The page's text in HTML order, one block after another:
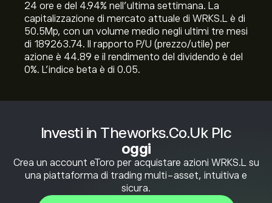
Investi in Theworks.Co.Uk Plc
oggi
Crea un account eToro per acquistare azioni WRKS.L su
una piattaforma di trading multi-asset, intuitiva e
sicura.
24 ore e del ‎4.94‎% nell'ultima settimana. La
capitalizzazione di mercato attuale di WRKS.L è di
50.5M‎p‎, con un volume medio negli ultimi tre mesi
di 189263.74. Il rapporto P/U (prezzo/utile) per
azione è 44.89 e il rendimento del dividendo è del
0%. L'indice beta è di 0.05.